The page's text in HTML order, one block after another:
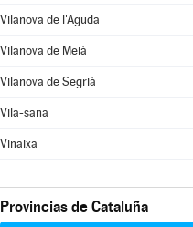
Vilanova de l'Aguda
Vilanova de Meià
Vilanova de Segrià
Vila-sana
Vinaixa
Provincias de Cataluña